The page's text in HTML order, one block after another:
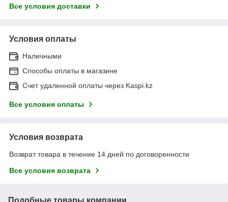
Все условия доставки
Условия оплаты
Наличными
Способы оплаты в магазине
Счет удаленной оплаты через Kaspi.kz
Все условия оплаты
Условия возврата
Возврат товара в течение 14 дней по договоренности
Все условия возврата
Подобные товары компании